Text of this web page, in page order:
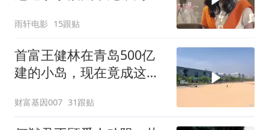
雨轩电影 15跟贴
首富王健林在青岛500亿
建的小岛，现在竟成这样
财富基因007 31跟贴